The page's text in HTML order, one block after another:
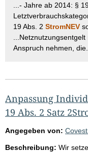
...- Jahre ab 2014: §
19 Abs. 2 StromNEV
Anspruch nehmen, die...
Anpassung
19 Abs. 2 Satz
Angegeben von:
Beschreibung: Wir